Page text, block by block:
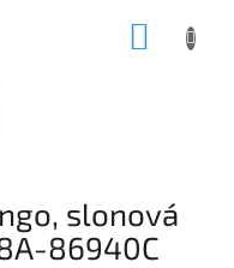
slonová
86940C